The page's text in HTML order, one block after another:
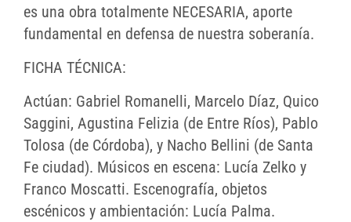
es una obra totalmente NECESARIA, aporte
fundamental en defensa de nuestra soberanía.
FICHA TÉCNICA:
Actúan: Gabriel Romanelli, Marcelo Díaz, Quico
Saggini, Agustina Felizia (de Entre Ríos), Pablo
Tolosa (de Córdoba), y Nacho Bellini (de Santa
Fe ciudad). Músicos en escena: Lucía Zelko y
Franco Moscatti. Escenografía, objetos
escénicos y ambientación: Lucía Palma.